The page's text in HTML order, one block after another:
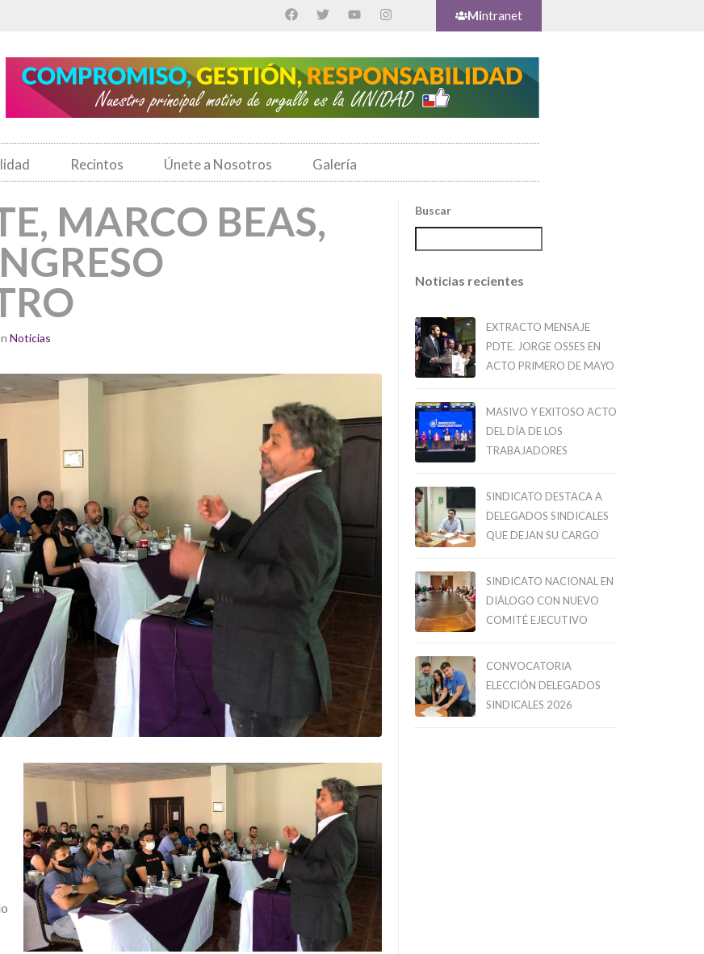
Mintranet
Recintos Únete a Nosotros Galería
MARCO BEAS,
Noticias
Buscar
Noticias recientes
EXTRACTO MENSAJE
PDTE. JORGE OSSES EN
ACTO PRIMERO DE MAYO
MASIVO Y EXITOSO ACTO
DEL DÍA DE LOS
TRABAJADORES
SINDICATO DESTACA A
DELEGADOS SINDICALES
QUE DEJAN SU CARGO
SINDICATO NACIONAL EN
DIÁLOGO CON NUEVO
COMITÉ EJECUTIVO
CONVOCATORIA
ELECCIÓN DELEGADOS
SINDICALES 2026